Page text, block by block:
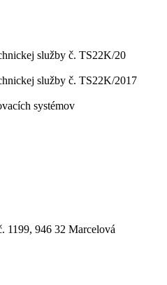
služby č. TS22K/20
služby č. TS22K/2017
systémov
1199, 946 32 Marcelová